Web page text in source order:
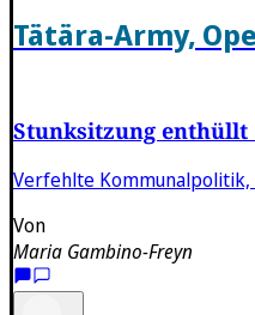
Tätära-Army,
Stunksitzung enthüllt
Verfehlte
Von
Maria Gambino-Freyn